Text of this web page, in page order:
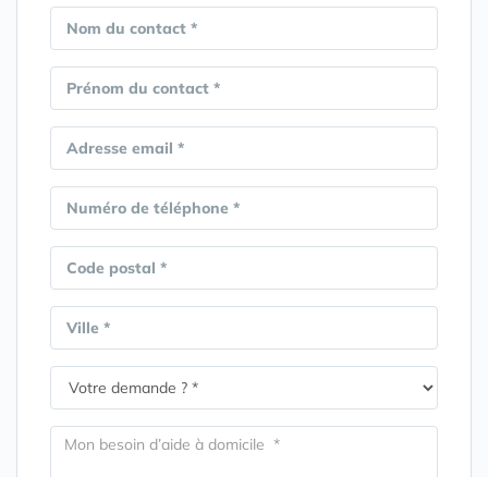
Nom du contact *
Prénom du contact *
Adresse email *
Numéro de téléphone *
Code postal *
Ville *